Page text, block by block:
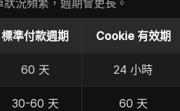
況頻繁，週期會更長。
標準付款週期 Cookie 有效期
60 天 24 小時
30-60 天 60 天